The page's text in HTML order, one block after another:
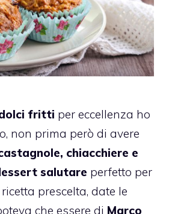
fritti per eccellenza ho
non prima però di avere
chiacchiere e
salutare perfetto per
ricetta prescelta, date le
che essere di Marco